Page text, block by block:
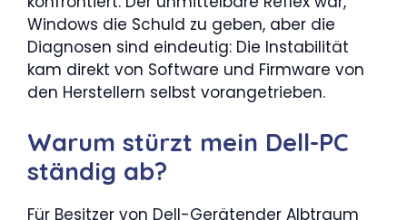
Windows die Schuld zu geben, aber die
Diagnosen sind eindeutig: Die Instabilität
kam direkt von Software und Firmware von
den Herstellern selbst vorangetrieben.
Warum stürzt mein Dell-PC
ständig ab?
Für Besitzer von Dell-Gerätender Albtraum